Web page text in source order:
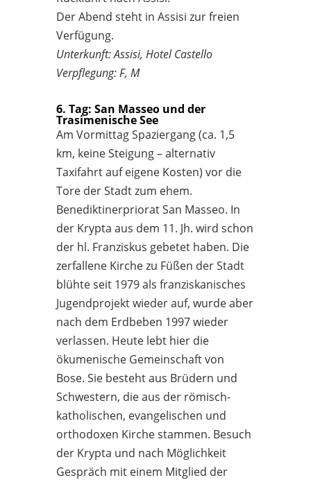
Der Abend steht in Assisi zur freien
Verfügung.
Unterkunft: Assisi, Hotel Castello
Verpflegung: F, M
6. Tag: San Masseo und der
Trasimenische See
Am Vormittag Spaziergang (ca. 1,5
km, keine Steigung – alternativ
Taxifahrt auf eigene Kosten) vor die
Tore der Stadt zum ehem.
Benediktinerpriorat San Masseo. In
der Krypta aus dem 11. Jh. wird schon
der hl. Franziskus gebetet haben. Die
zerfallene Kirche zu Füßen der Stadt
blühte seit 1979 als franziskanisches
Jugendprojekt wieder auf, wurde aber
nach dem Erdbeben 1997 wieder
verlassen. Heute lebt hier die
ökumenische Gemeinschaft von
Bose. Sie besteht aus Brüdern und
Schwestern, die aus der römisch-
katholischen, evangelischen und
orthodoxen Kirche stammen. Besuch
der Krypta und nach Möglichkeit
Gespräch mit einem Mitglied der